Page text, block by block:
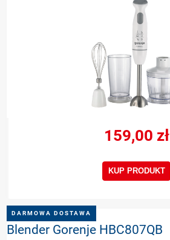
159,00 zł
KUP PRODUKT
Blender Gorenje HBC807QB
DARMOWA DOSTAWA